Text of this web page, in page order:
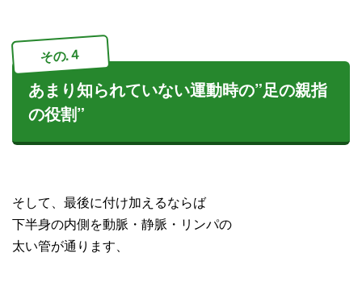
その.４
あまり知られていない運動時の”足の親指
の役割”
そして、最後に付け加えるならば
下半身の内側を動脈・静脈・リンパの
太い管が通ります、